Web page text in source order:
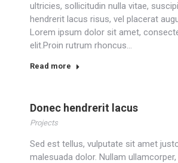
ultricies, sollicitudin nulla vitae,
hendrerit lacus risus, vel placerat
Lorem ipsum dolor sit amet,
elit.Proin rutrum rhoncus…
Read more
Donec hendrerit lacus
Projects
Sed est tellus, vulputate sit amet
malesuada dolor. Nullam